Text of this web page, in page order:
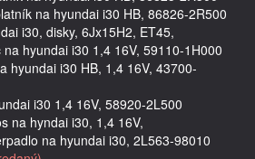
na hyundai i30 HB, 86826-2R500
i30, disky, 6Jx15H2, ET45,
hyundai i30 1,4 16V, 59110-1H000
hyundai i30 HB, 1,4 16V, 43700-
i30 1,4 16V, 58920-2L500
na hyndai i30, 1,4 16V,
na hyundai i30, 2L563-98010